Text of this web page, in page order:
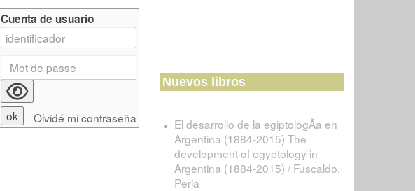
Cuenta de usuario
Olvidé mi contraseña
Nuevos libros
El desarrollo de la egiptologÃ­a en
Argentina (1884-2015) The
development of egyptology in
Argentina (1884-2015) / Fuscaldo,
Perla